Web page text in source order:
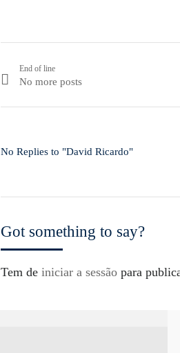
End of line
No more posts
No Replies to "David Ricardo"
Got something to say?
Tem de iniciar a sessãopara